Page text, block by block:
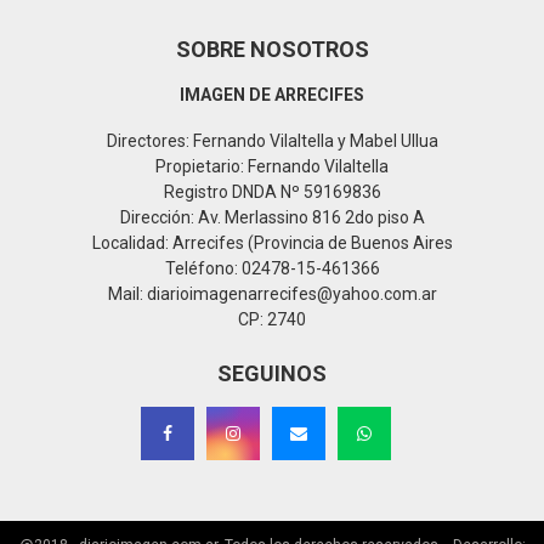
SOBRE NOSOTROS
IMAGEN DE ARRECIFES
Directores: Fernando Vilaltella y Mabel Ullua
Propietario: Fernando Vilaltella
Registro DNDA Nº 59169836
Dirección: Av. Merlassino 816 2do piso A
Localidad: Arrecifes (Provincia de Buenos Aires
Teléfono: 02478-15-461366
Mail: diarioimagenarrecifes@yahoo.com.ar
CP: 2740
SEGUINOS